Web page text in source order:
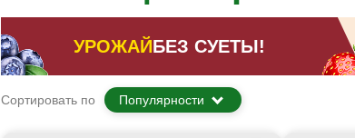
УРОЖАЙБЕЗ СУЕТЫ!
Сортировать по Популярности